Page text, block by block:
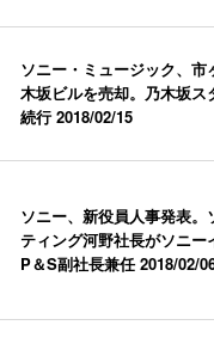
ソニー・ミュージック、市
木坂ビルを売却。乃木坂ス
続行2018/02/15
ソニー、新役員人事発表。
ティング河野社長がソニー
P＆S副社長兼任2018/02/